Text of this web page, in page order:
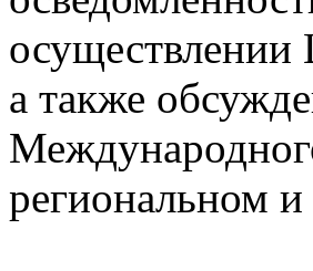
а также
региональном